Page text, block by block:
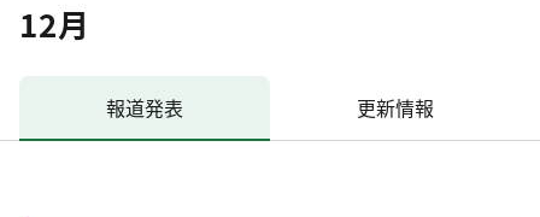
12月
報道発表 更新情報